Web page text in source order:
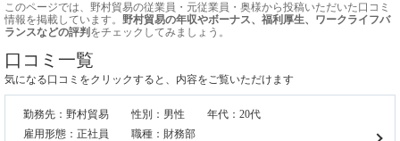
このページでは、野村貿易の従業員・元従業員・奥様から投稿いただいた口コミ
情報を掲載しています。 野村貿易の年収やボーナス、福利厚生、ワークライフバ
ランスなどの評判 をチェックしてみましょう。
口コミ一覧
気になる口コミをクリックすると、内容をご覧いただけます
勤務先：野村貿易 性別：男性
年代：20代
雇用形態：正社員
職種：財務部